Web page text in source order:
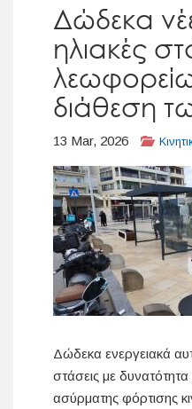
Δώδεκα
ηλιακές
διάθεση
13 Mar, 2026
Δώδεκα ενεργειακά
στάσεις με
ασύρματης φόρτισης